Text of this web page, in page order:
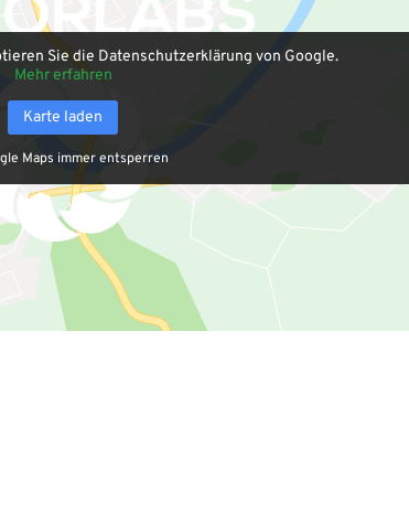
Sie die Datenschutzerklärung von Google.
Mehr erfahren
Karte laden
Maps immer entsperren